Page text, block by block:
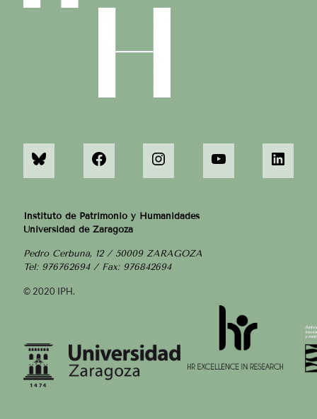
Instituto de Patrimonio y Humanidades
Universidad de Zaragoza
Pedro Cerbuna, 12 / 50009 ZARAGOZA
Tel: 976762694 / Fax: 976842694
© 2020 IPH.